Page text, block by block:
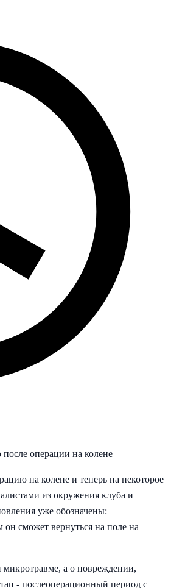
операции на колене
на колене и теперь на некоторое
из окружения клуба и
уже обозначены:
сможет вернуться на поле на
а о повреждении,
- послеоперационный период с